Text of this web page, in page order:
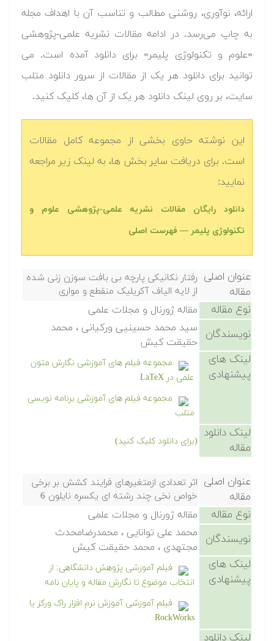
ارائه، نوآوری، روشنی مطالب و تناسب آن با اهداف مجله
به‌ چاپ می‌رسد. در ادامه مقالات نشریه علمی-پژوهشی
«علوم و تکنولوژی پلیمر» برای دانلود آمده است. می
توانید برای دانلود هر یک از مقالات از سرور دانلود متلب
سایت، بر روی لینک دانلود هر یک از آن ها، کلیک کنید.
این نوشته حاوی بخشی از مجموعه کامل مقالات
است. برای دریافت سایر بخش ها، به لینک زیر مراجعه
نمایید:
دانلود رایگان مقالات نشریه علمی-پژوهشی علوم و
تکنولوژی پلیمر — فهرست اصلی
عنوان اصلی
مقاله
رفتار نکانیکی پارچه بی بافت سوزن زنی شده
از لایه الیاف آکریلیک منقطع و مواری
نوع مقاله مقاله ژورنال و مجلات علمی
نویسندگان
سید محمد حسینیی ورکیانی ، محمد
حقیقت کیش
لینک های
پیشنهادی
مجموعه فیلم های آموزشی نگارش متون
علمی در LaTeX
مجموعه فیلم های آموزشی برنامه نویسی
متلب
لینک دانلود
مقاله
(برای دانلود کلیک کنید)
عنوان اصلی
مقاله
اثر تعدادی ازمتغیرهای فرایند کشش بر برخی
خواص نخی چند رشته ای یکسره نایلون 6
نوع مقاله مقاله ژورنال و مجلات علمی
نویسندگان
محمد علی توانایی ، محمدرضامحدث
مجتهدی ، محمد حقیقت کیش
لینک های
پیشنهادی
فیلم آموزشی پژوهش دانشگاهی: از
انتخاب موضوع تا نگارش مقاله و پایان نامه
فیلم آموزشی آموزش نرم افزار راک ورکز یا
RockWorks
لینک دانلود